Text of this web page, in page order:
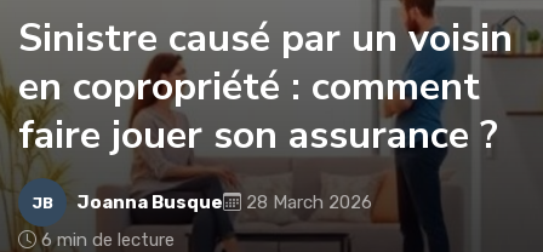
Sinistre causé par un voisin
en copropriété : comment
faire jouer son assurance ?
JB Joanna Busque
28 March 2026
6 min de lecture